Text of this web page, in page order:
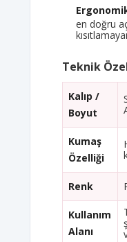
en doğru
Teknik
Kalıp /
Boyut
Kumaş
Özelliği
Renk
Kullanım
Alanı